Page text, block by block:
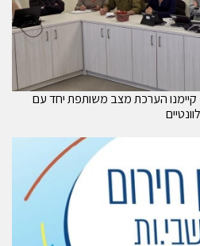
הערכת מצב משותפת יחד עם